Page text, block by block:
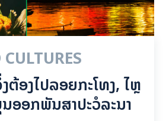
ຕ້ອງ​ໄປລອຍ​ກະ​ໂທງ, ໄຫຼ​
ອອກ​ພັນ​ສາ​ປະ​ວໍ​ລະ​ນາ